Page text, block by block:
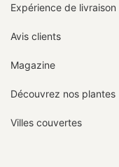
Expérience de livraison
Avis clients
Magazine
Découvrez nos plantes
Villes couvertes